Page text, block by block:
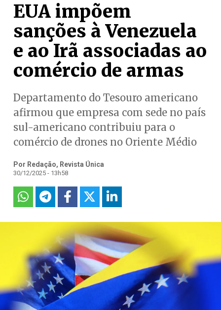
EUA impõem
sanções à Venezuela
e ao Irã associadas ao
comércio de armas
Departamento do Tesouro americano
afirmou que empresa com sede no país
sul-americano contribuiu para o
comércio de drones no Oriente Médio
Por Redação, Revista Única
30/12/2025 - 13h58